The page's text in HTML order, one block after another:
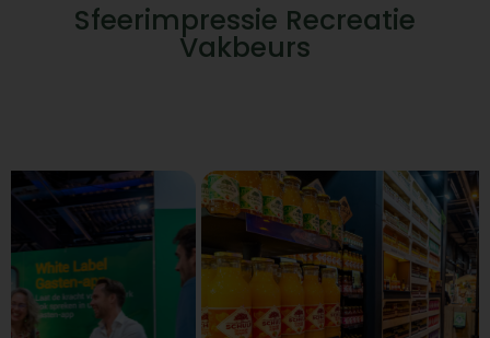
Sfeerimpressie Recreatie
Vakbeurs